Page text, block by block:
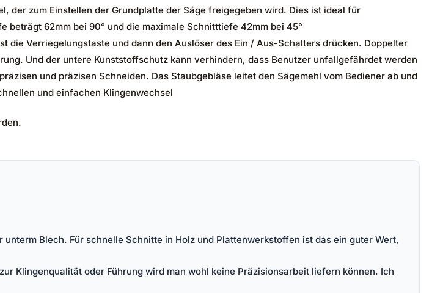
zum Einstellen der Grundplatte der Säge freigegeben wird. Dies ist ideal für
62mm bei 90° und die maximale Schnitttiefe 42mm bei 45°
die Verriegelungstaste und dann den Auslöser des Ein / Aus-Schalters drücken. Doppelter
Und der untere Kunststoffschutz kann verhindern, dass Benutzer unfallgefährdet werden
und präzisen Schneiden. Das Staubgebläse leitet den Sägemehl vom Bediener ab und
und einfachen Klingenwechsel
Blech. Für schnelle Schnitte in Holz und Plattenwerkstoffen ist das ein guter Wert,
Klingenqualität oder Führung wird man wohl keine Präzisionsarbeit liefern können. Ich